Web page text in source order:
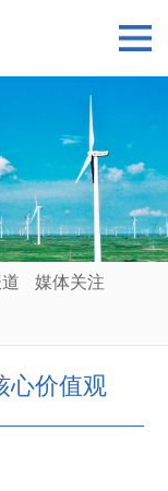
媒体关注
心价值观